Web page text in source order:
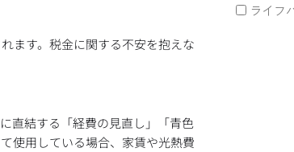
ます。税金に関する不安を抱えな
直結する「経費の見直し」「青色
使用している場合、家賃や光熱費
ライフ